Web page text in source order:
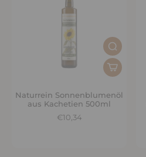
Naturrein Sonnenblumenöl
aus Kachetien 500ml
€10,34